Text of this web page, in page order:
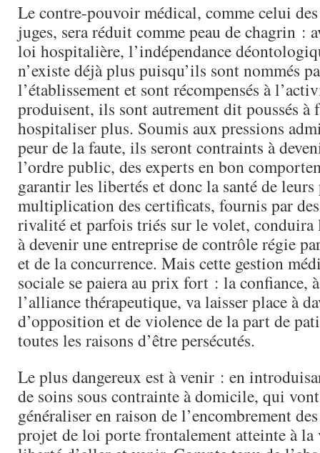
Le contre-pouvoir médical, comme celui
juges, sera réduit comme peau de chagrin :
loi hospitalière, l’indépendance
n’existe déjà plus puisqu’ils sont nommés
l’établissement et sont récompensés à
produisent, ils sont autrement dit poussés à
hospitaliser plus. Soumis aux pressions
peur de la faute, ils seront contraints à
l’ordre public, des experts en bon
garantir les libertés et donc la santé de
multiplication des certificats, fournis par
rivalité et parfois triés sur le volet, conduira
à devenir une entreprise de contrôle régie
et de la concurrence. Mais cette gestion
sociale se paiera au prix fort : la confiance,
l’alliance thérapeutique, va laisser place à
d’opposition et de violence de la part de
toutes les raisons d’être persécutés.
Le plus dangereux est à venir : en
de soins sous contrainte à domicile, qui
généraliser en raison de l’encombrement
projet de loi porte frontalement atteinte à la